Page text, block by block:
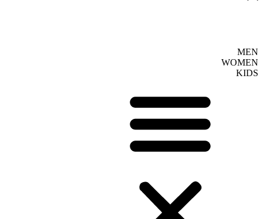
MEN
WOMEN
KIDS